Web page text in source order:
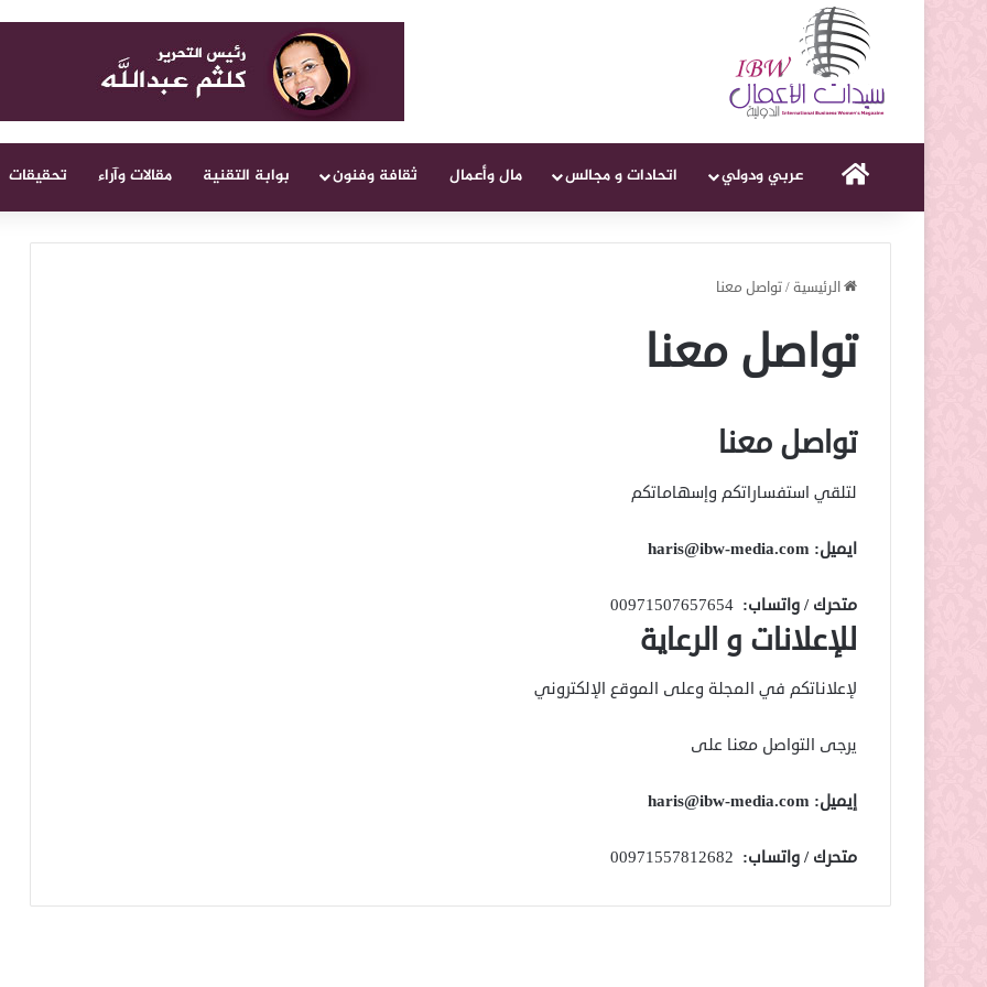
الرئيسيةعربي ودولي اتحادات و مجالس مال وأعمال ثقافة وفنون بوابة التقنية مقالات وآراء تحقيقات
الرئيسية/تواصل معنا
تواصل معنا
تواصل معنا
لتلقي استفساراتكم وإسهاماتكم
ايميل: haris@ibw-media.com
متحرك / واتساب:
للإعلانات و الرعاية
لإعلاناتكم في المجلة وعلى الموقع الإلكتروني
يرجى التواصل معنا على
إيميل: haris@ibw-media.com
متحرك / واتساب: